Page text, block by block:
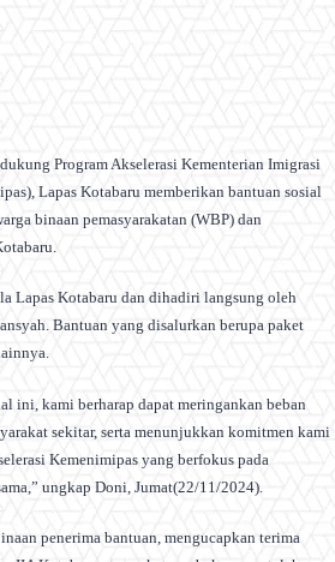
Program Akselerasi Kementerian Imigrasi
Lapas Kotabaru memberikan bantuan sosial
binaan pemasyarakatan (WBP) dan
Lapas Kotabaru dan dihadiri langsung oleh
Bantuan yang disalurkan berupa paket
ini, kami berharap dapat meringankan beban
sekitar, serta menunjukkan komitmen kami
Kemenimipas yang berfokus pada
ungkap Doni, Jumat(22/11/2024).
penerima bantuan, mengucapkan terima